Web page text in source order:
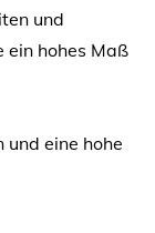
und
hohes Maß
und eine hohe